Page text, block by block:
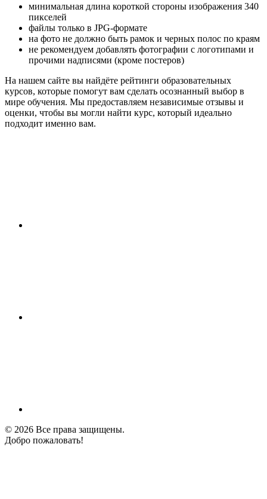
минимальная длина короткой стороны изображения 340
пикселей
файлы только в JPG-формате
на фото не должно быть рамок и черных полос по краям
не рекомендуем добавлять фотографии с логотипами и
прочими надписями (кроме постеров)
На нашем сайте вы найдёте рейтинги образовательных
курсов, которые помогут вам сделать осознанный выбор в
мире обучения. Мы предоставляем независимые отзывы и
оценки, чтобы вы могли найти курс, который идеально
подходит именно вам.
© 2026 Все права защищены.
Добро пожаловать!